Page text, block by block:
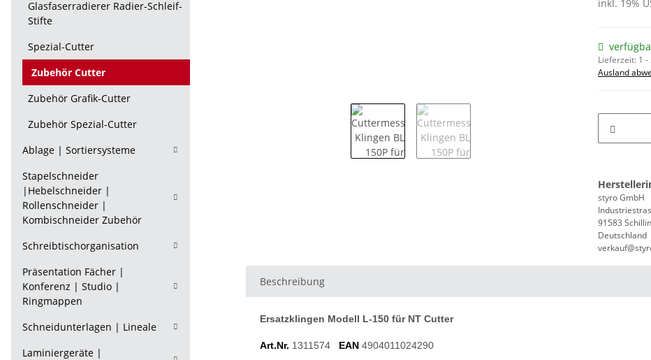
inkl. 19%
Lieferzeit: 1 -
Ausland
styro GmbH
91583
Deutschland
Beschreibung
Ersatzklingen Modell L-150 für NT Cutter
Art.Nr. 1311574 EAN 4904011024290
Glasfaserradierer Radier-Schleif-
Stifte
Spezial-Cutter
Zubehör Cutter
Zubehör Grafik-Cutter
Zubehör Spezial-Cutter
Ablage | Sortiersysteme
Stapelschneider
|Hebelschneider |
Rollenschneider |
Kombischneider Zubehör
Schreibtischorganisation
Präsentation Fächer |
Konferenz | Studio |
Ringmappen
Schneidunterlagen | Lineale
Laminiergeräte |